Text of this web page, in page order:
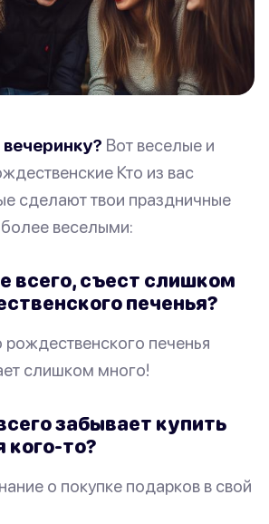
Вот веселые и
Кто из вас
сделают твои праздничные
веселыми:
всего, съест слишком
печенья?
печенья
слишком много!
забывает купить
кого-то?
о покупке подарков в свой